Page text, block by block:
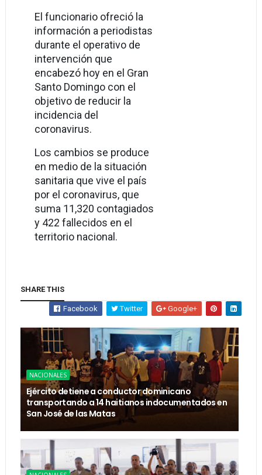
El funcionario ofreció la
información a periodistas
durante el operativo de
intervención que
encabezó hoy en el Gran
Santo Domingo con el
objetivo de reducir la
incidencia del
coronavirus.
Los cambios se produce
en medio de la situación
sanitaria que vive el país
por el coronavirus, que
suma 11,320 contagiados
y 422 fallecidos en el
territorio nacional.
SHARE THIS
Facebook Twitter Google+
NACIONALES
Ejército detiene a conductor dominicano
transportando a 14 haitianos indocumentados en
San José de las Matas